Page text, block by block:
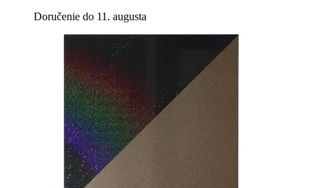
Doručenie do 11. augusta